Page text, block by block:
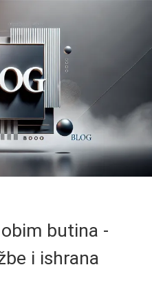
butina -
i ishrana